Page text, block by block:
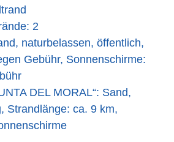
2
naturbelassen, öffentlich,
Gebühr, Sonnenschirme:
DEL MORAL“: Sand,
Strandlänge: ca. 9 km,